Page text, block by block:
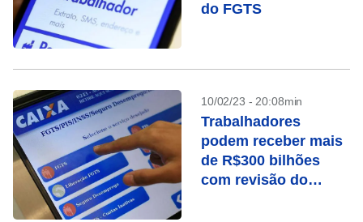
do FGTS
10/02/23 - 20:08min
Trabalhadores
podem receber mais
de R$300 bilhões
com revisão do